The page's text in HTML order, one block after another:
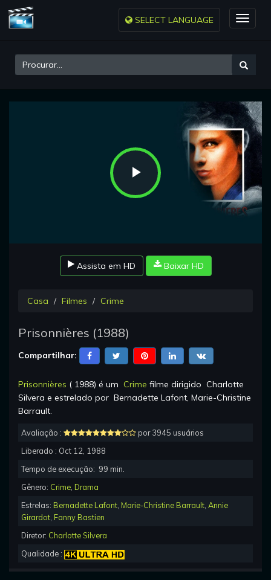
Toggle
SELECT LANGUAGE
Play
Assista em HD Baixar HD
Casa Filmes Crime
Prisonnières (1988)
Compartilhar:
Prisonnières ( 1988) é um Crime filme dirigido Charlotte
Silvera e estrelado por Bernadette Lafont, Marie-Christine
Barrault.
Avaliação :
por 3945 usuários
Liberado : Oct 12, 1988
Tempo de execução: 99 min.
Gênero: Crime Drama
Estrelas: Bernadette Lafont Marie-Christine Barrault Annie
Girardot Fanny Bastien
Diretor: Charlotte Silvera
Qualidade :